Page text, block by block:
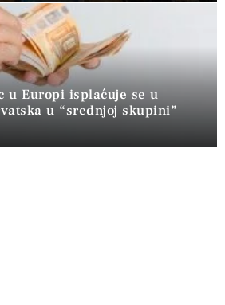
u Europi isplaćuje se u
u “srednjoj skupini”